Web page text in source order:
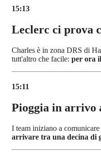
15:13
Leclerc ci prova
Charles è in zona DRS di
tutt'altro che facile: per ora
15:11
Pioggia in arrivo
I team iniziano a comunicare
arrivare tra una decina di